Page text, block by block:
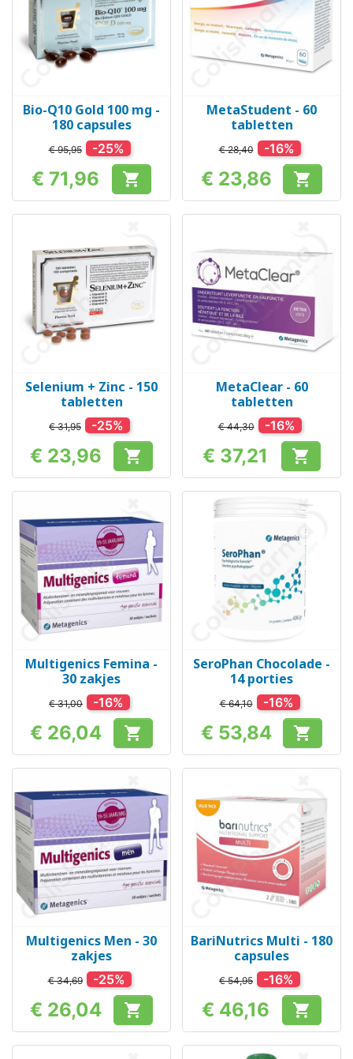
Bio-Q10 Gold 100 mg -
180 capsules
€ 95,95 -25%
Prijs
€ 71,96 
MetaStudent - 60
tabletten
€ 28,40 -16%
Prijs
€ 23,86 
Selenium + Zinc - 150
tabletten
€ 31,95 -25%
Prijs
€ 23,96 
MetaClear - 60
tabletten
€ 44,30 -16%
Prijs
€ 37,21 
Multigenics Femina -
30 zakjes
€ 31,00 -16%
Prijs
€ 26,04 
SeroPhan Chocolade -
14 porties
€ 64,10 -16%
Prijs
€ 53,84 
Multigenics Men - 30
zakjes
€ 34,69 -25%
Prijs
€ 26,04 
BariNutrics Multi - 180
capsules
€ 54,95 -16%
Prijs
€ 46,16 